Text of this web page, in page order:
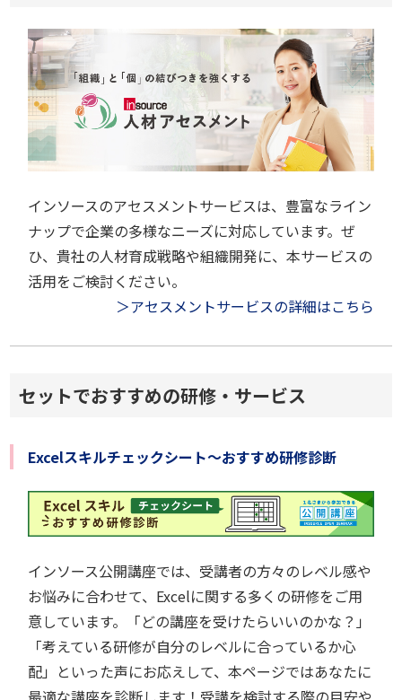
インソースのアセスメントサービスは、豊富なライン
ナップで企業の多様なニーズに対応しています。ぜ
ひ、貴社の人材育成戦略や組織開発に、本サービスの
活用をご検討ください。
＞アセスメントサービスの詳細はこちら
セットでおすすめの研修・サービス
Excelスキルチェックシート～おすすめ研修診断
インソース公開講座では、受講者の方々のレベル感や
お悩みに合わせて、Excelに関する多くの研修をご用
意しています。「どの講座を受けたらいいのかな？」
「考えている研修が自分のレベルに合っているか心
配」といった声にお応えして、本ページではあなたに